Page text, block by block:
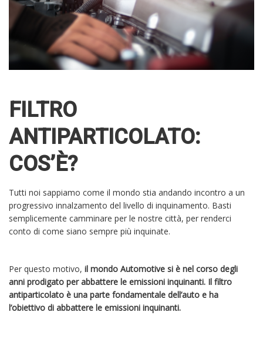
FILTRO
ANTIPARTICOLATO:
COS’È?
Tutti noi sappiamo come il mondo stia andando incontro a un
progressivo innalzamento del livello di inquinamento. Basti
semplicemente camminare per le nostre città, per renderci
conto di come siano sempre più inquinate.
Per questo motivo, il mondo Automotive si è nel corso degli
anni prodigato per abbattere le emissioni inquinanti. Il filtro
antiparticolato è una parte fondamentale dell’auto e ha
l’obiettivo di abbattere le emissioni inquinanti.